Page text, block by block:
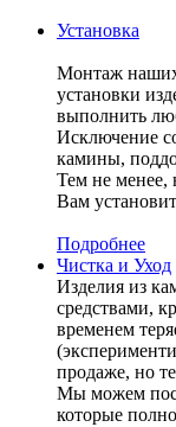
Установка
Монтаж наших
установки
выполнить
Исключение
камины,
Тем не менее,
Вам
Подробнее
Чистка и Уход
Изделия из
средствами,
временем
продаже, но
Мы можем
которые